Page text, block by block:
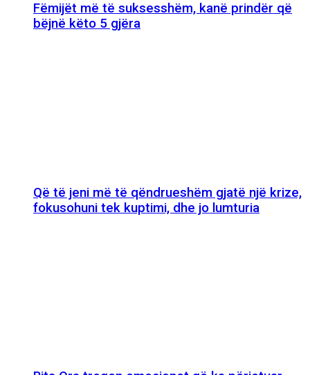
Fëmijët më të suksesshëm, kanë prindër që
bëjnë këto 5 gjëra
Që të jeni më të qëndrueshëm gjatë një krize,
fokusohuni tek kuptimi, dhe jo lumturia